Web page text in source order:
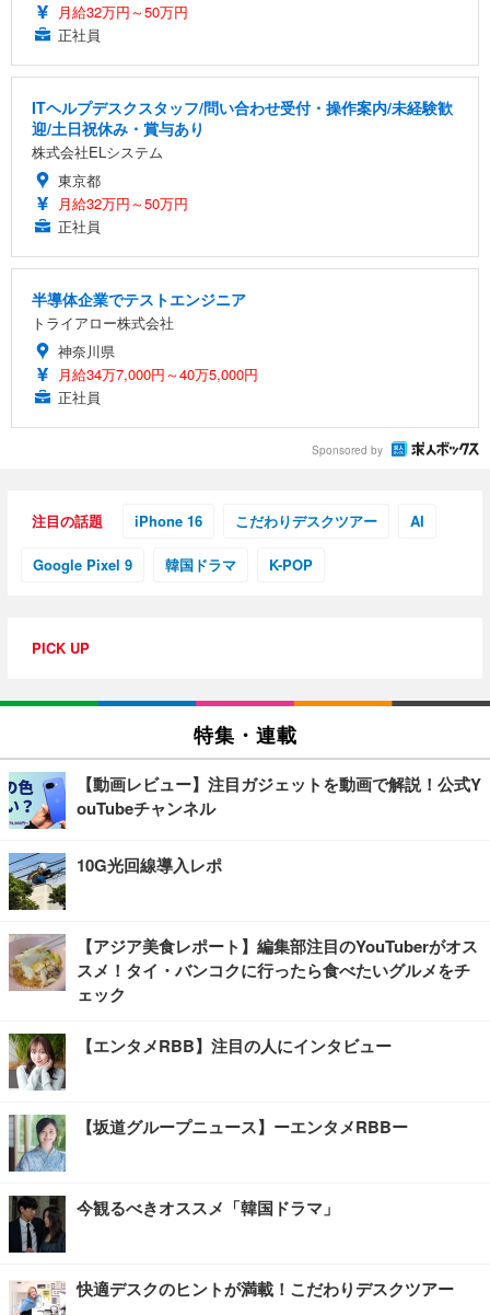
月給32万円～50万円
正社員
ITヘルプデスクスタッフ/問い合わせ受付・操作案内/未経験歓
迎/土日祝休み・賞与あり
株式会社ELシステム
東京都
月給32万円～50万円
正社員
半導体企業でテストエンジニア
トライアロー株式会社
神奈川県
月給34万7,000円～40万5,000円
正社員
Sponsored by
注目の話題 iPhone 16 こだわりデスクツアー AI
Google Pixel 9 韓国ドラマ K-POP
PICK UP
特集・連載
【動画レビュー】注目ガジェットを動画で解説！公式Y
ouTubeチャンネル
10G光回線導入レポ
【アジア美食レポート】編集部注目のYouTuberがオス
スメ！タイ・バンコクに行ったら食べたいグルメをチ
ェック
【エンタメRBB】注目の人にインタビュー
【坂道グループニュース】ーエンタメRBBー
今観るべきオススメ「韓国ドラマ」
快適デスクのヒントが満載！こだわりデスクツアー